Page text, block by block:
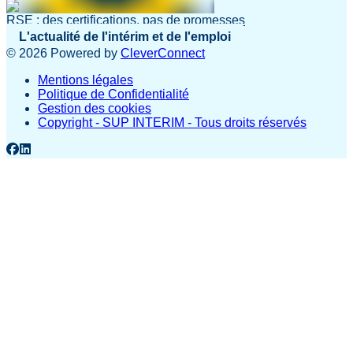
RSE : des certifications, pas de promesses
L'actualité de l'intérim et de l'emploi
© 2026 Powered by CleverConnect
Mentions légales
Politique de Confidentialité
Gestion des cookies
Copyright - SUP INTERIM - Tous droits réservés